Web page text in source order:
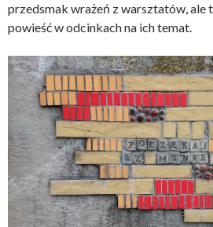
przedsmak wrażeń z warsztatów, ale
powieść w odcinkach na ich temat.